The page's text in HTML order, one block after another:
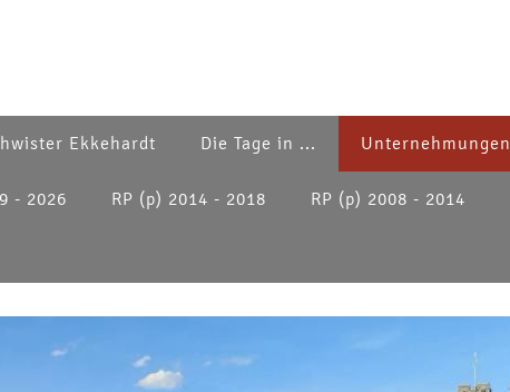
Ekkehardt Die Tage in ... Unternehmungen
- 2026 RP (p) 2014 - 2018 RP (p) 2008 - 2014